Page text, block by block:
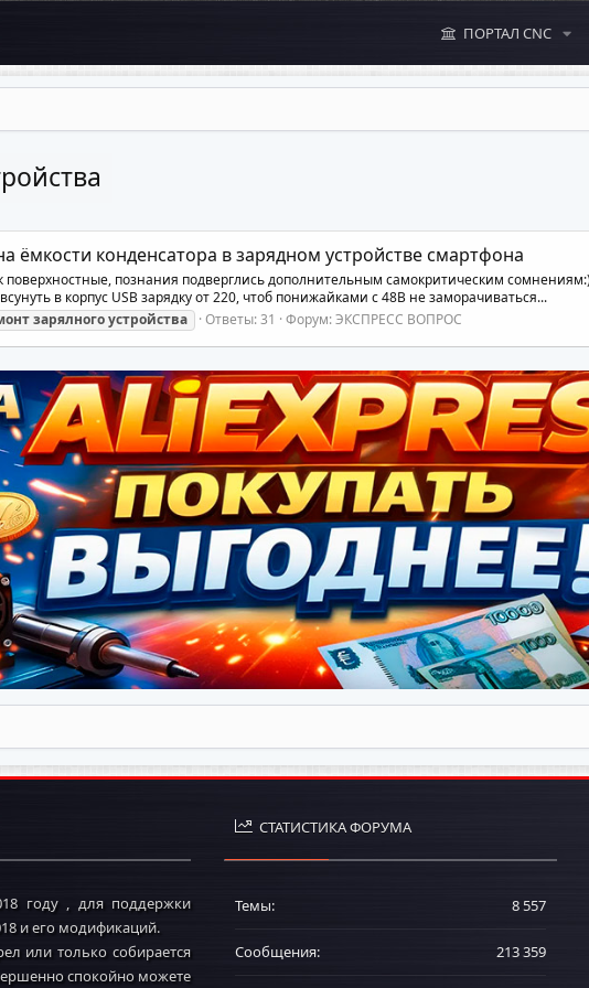
ПОРТАЛ CNC
ёмкости конденсатора в зарядном устройстве смартфона
познания подверглись дополнительным самокритическим
в корпус USB зарядку от 220, чтоб понижайками с 48В не заморачиваться...
зарялногоустройства Ответы: 31 Форум:ЭКСПРЕСС ВОПРОС
году , для поддержки
и его модификаций.
или только собирается
спокойно можете
СТАТИСТИКА ФОРУМА
Темы 8 557
Сообщения 213 359